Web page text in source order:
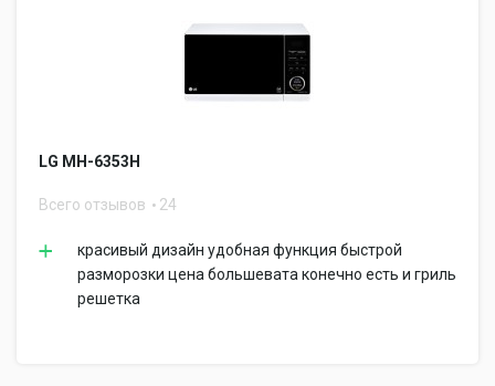
LG MH-6353H
Всего отзывов 24
красивый дизайн удобная функция быстрой
разморозки цена большевата конечно есть и гриль
решетка